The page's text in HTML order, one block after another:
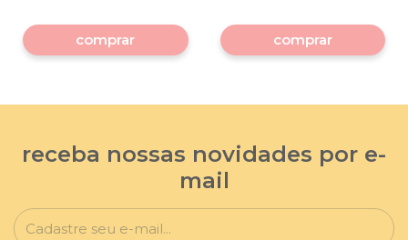
comprar comprar
receba nossas novidades por e-
mail